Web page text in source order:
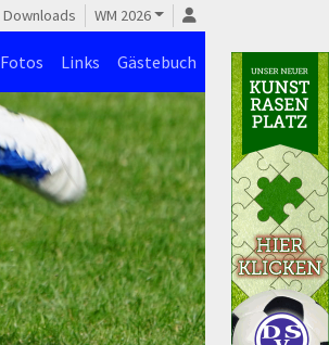
Downloads WM 2026
Fotos Links Gästebuch